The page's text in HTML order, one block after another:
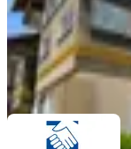
TURYAP QUALİTY
Ara